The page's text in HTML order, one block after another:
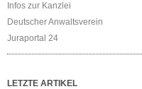
Infos zur Kanzlei
Deutscher Anwaltsverein
Juraportal 24
LETZTE ARTIKEL